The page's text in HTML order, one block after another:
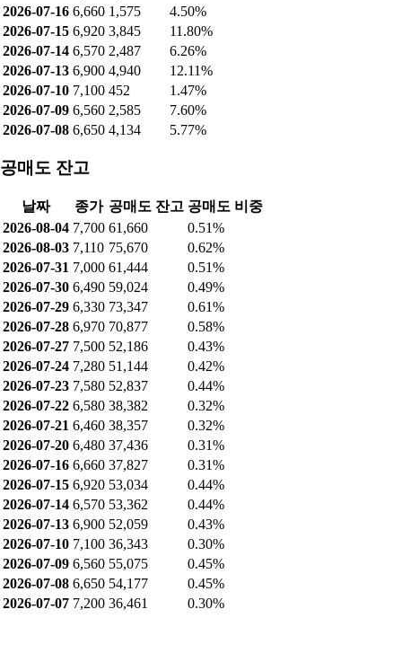
2026-07-16 6,660 1,575
4.50%
2026-07-15 6,920 3,845
11.80%
2026-07-14 6,570 2,487
6.26%
2026-07-13 6,900 4,940
12.11%
2026-07-10 7,100 452
1.47%
2026-07-09 6,560 2,585
7.60%
2026-07-08 6,650 4,134 5.77%
공매도 잔고
날짜 종가 공매도 잔고 공매도 비중
2026-08-04 7,700 61,660
0.51%
2026-08-03 7,110 75,670
0.62%
2026-07-31 7,000 61,444
0.51%
2026-07-30 6,490 59,024
0.49%
2026-07-29 6,330 73,347
0.61%
2026-07-28 6,970 70,877
0.58%
2026-07-27 7,500 52,186
0.43%
2026-07-24 7,280 51,144
0.42%
2026-07-23 7,580 52,837
0.44%
2026-07-22 6,580 38,382
0.32%
2026-07-21 6,460 38,357
0.32%
2026-07-20 6,480 37,436
0.31%
2026-07-16 6,660 37,827
0.31%
2026-07-15 6,920 53,034
0.44%
2026-07-14 6,570 53,362
0.44%
2026-07-13 6,900 52,059
0.43%
2026-07-10 7,100 36,343
0.30%
2026-07-09 6,560 55,075
0.45%
2026-07-08 6,650 54,177
0.45%
2026-07-07 7,200 36,461
0.30%